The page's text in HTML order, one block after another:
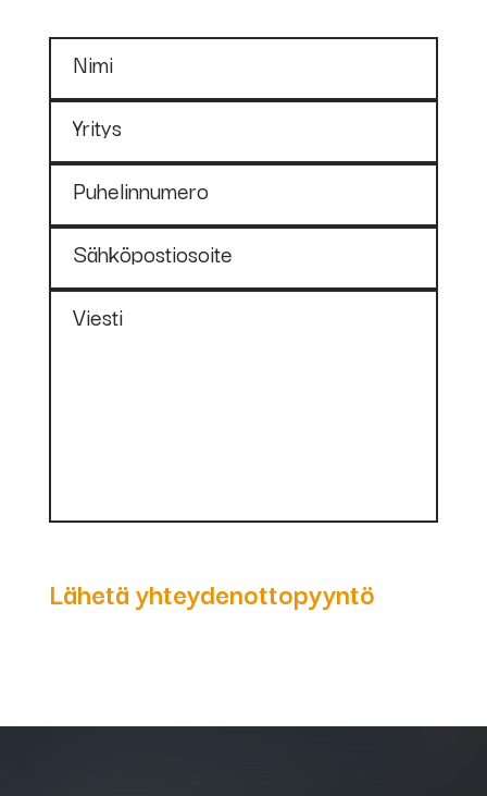
Nimi
Yritys
Puhelinnumero
Sähköpostiosoite
Viesti
Lähetä yhteydenottopyyntö